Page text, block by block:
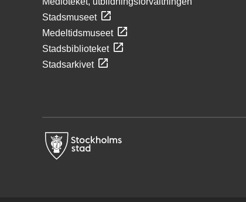
Stadsmuseet
Medeltidsmuseet
Stadsbiblioteket
Stadsarkivet